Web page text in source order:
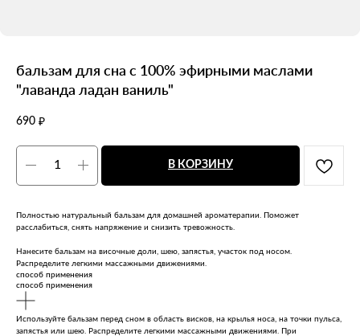
бальзам для сна с 100% эфирными маслами
"лаванда ладан ваниль"
690 ₽
В КОРЗИНУ
Полностью натуральный бальзам для домашней ароматерапии. Поможет
расслабиться, снять напряжение и снизить тревожность.
Нанесите бальзам на височные доли, шею, запястья, участок под носом.
Распределите легкими массажными движениями.
способ применения
способ применения
Используйте бальзам перед сном в область висков, на крылья носа, на точки пульса,
запястья или шею. Распределите легкими массажными движениями. При